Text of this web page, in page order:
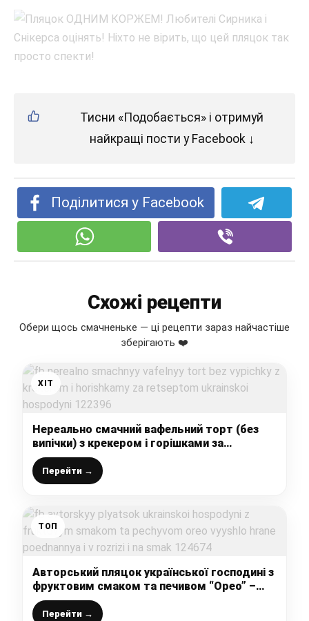
Тисни «Подобається» і отримуй
найкращі пости у Facebook ↓
Поділитися у Facebook
Схожі рецепти
Обери щось смачненьке — ці рецепти зараз найчастіше
зберігають ❤️
ХІТ
Нереально смачний вафельний торт (без
випічки) з крекером і горішками за
рецептом української господині
Перейти →
ТОП
Авторський пляцок української господині з
фруктовим смаком та печивом “Орео” –
вийшло гране поєднання і в розрізі, і на
смак
Перейти →